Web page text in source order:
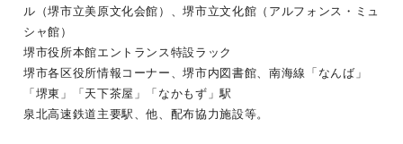
ル（堺市立美原文化会館）、堺市立文化館（アルフォンス・ミュ
シャ館）
堺市役所本館エントランス特設ラック
堺市各区役所情報コーナー、堺市内図書館、南海線「なんば」
「堺東」「天下茶屋」「なかもず」駅
泉北高速鉄道主要駅、他、配布協力施設等。